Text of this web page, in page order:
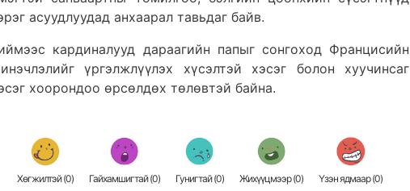
асуудлуудад анхаарал тавьдаг байв.
кардиналууд дараагийн папыг сонгоход Францисийн
үргэлжлүүлэх хүсэлтэй хэсэг болон хуучинсаг
хоорондоо өрсөлдөх төлөвтэй байна.
Хөгжилтэй (0) Гайхамшигтай (0) Гунигтай (0) Жихүүцмээр (0) Үзэн ядмаар (0)